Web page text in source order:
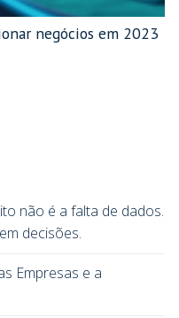
negócios em 2023
não é a falta de dados.
decisões.
Empresas e a